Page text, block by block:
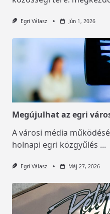
Egri Válasz Jún 1, 2026
Megújulhat az egri
A városi média
holnapi egri közgyűlés ...
Egri Válasz Máj 27, 2026